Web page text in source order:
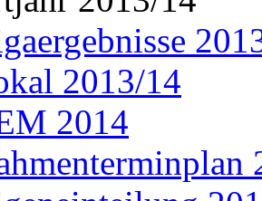
2013/14
2014